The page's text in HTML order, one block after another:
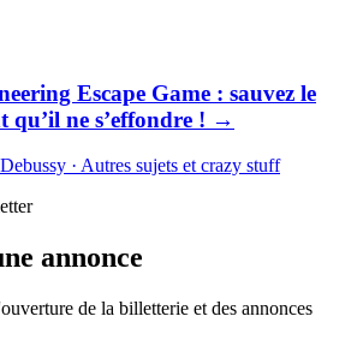
Escape Game : sauvez le
qu’il ne s’effondre ! →
Debussy · Autres sujets et crazy stuff
annonce
de la billetterie et des annonces